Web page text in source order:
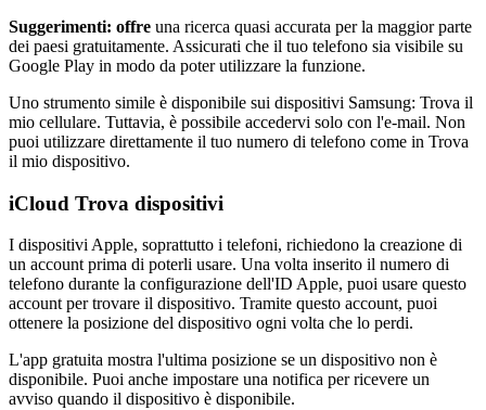
Suggerimenti: offre una ricerca quasi accurata per la maggior parte
dei paesi gratuitamente. Assicurati che il tuo telefono sia visibile su
Google Play in modo da poter utilizzare la funzione.
Uno strumento simile è disponibile sui dispositivi Samsung: Trova il
mio cellulare. Tuttavia, è possibile accedervi solo con l'e-mail. Non
puoi utilizzare direttamente il tuo numero di telefono come in Trova
il mio dispositivo.
iCloud Trova dispositivi
I dispositivi Apple, soprattutto i telefoni, richiedono la creazione di
un account prima di poterli usare. Una volta inserito il numero di
telefono durante la configurazione dell'ID Apple, puoi usare questo
account per trovare il dispositivo. Tramite questo account, puoi
ottenere la posizione del dispositivo ogni volta che lo perdi.
L'app gratuita mostra l'ultima posizione se un dispositivo non è
disponibile. Puoi anche impostare una notifica per ricevere un
avviso quando il dispositivo è disponibile.